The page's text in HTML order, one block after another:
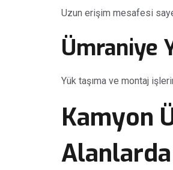
Uzun erişim mesafesi
Ümraniye
Yük taşıma ve montaj
Kamyon
Alanlarda